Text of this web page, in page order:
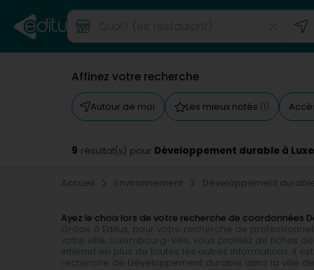
Affinez votre recherche
Autour de moi Les mieux notés (1)
9 résultat(s) pour Développement durable à
Accueil Environnement Développement
Ayez le choix lors de votre recherche de coordonnées
Grâce à Editus, pour votre recherche de
votre ville, Luxembourg-Ville, vous profitez de fiches
internet en plus de toutes les autres informations. Il
recherche de Développement durable dans la ville